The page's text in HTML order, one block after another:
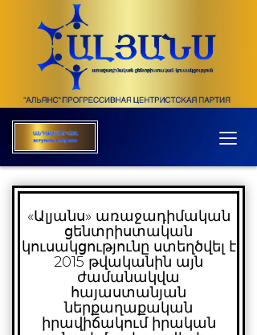
«Ալյանս» առաջադիմական
ցենտրիստական
կուսակցությունը ստեղծվել է
2015 թվականին այն
ժամանակվա
հայաստանյան
ներքաղաքական
իրավիճակում իրական